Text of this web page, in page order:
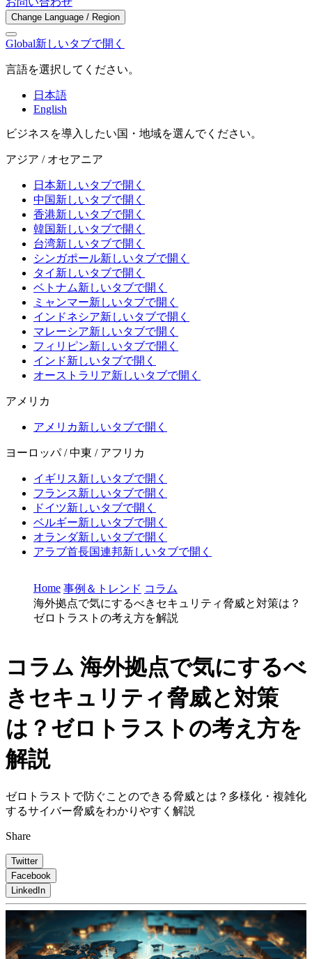
Change Language / Region
Global新しいタブで開く
言語を選択してください。
日本語
English
ビジネスを導入したい国・地域を選んでください。
アジア / オセアニア
日本新しいタブで開く
中国新しいタブで開く
香港新しいタブで開く
韓国新しいタブで開く
台湾新しいタブで開く
シンガポール新しいタブで開く
タイ 新しいタブで開く
ベトナム新しいタブで開く
ミャンマー新しいタブで開く
インドネシア新しいタブで開く
マレーシア新しいタブで開く
フィリピン新しいタブで開く
インド新しいタブで開く
オーストラリア新しいタブで開く
アメリカ
アメリカ新しいタブで開く
ヨーロッパ / 中東 / アフリカ
イギリス新しいタブで開く
フランス新しいタブで開く
ドイツ新しいタブで開く
ベルギー新しいタブで開く
オランダ新しいタブで開く
アラブ首長国連邦新しいタブで開く
Home 事例＆トレンド コラム
海外拠点で気にするべきセキュリティ脅威と対策は？
ゼロトラストの考え方を解説
コラム 海外拠点で気にするべ
きセキュリティ脅威と対策
は？ゼロトラストの考え方を
解説
ゼロトラストで防ぐことのできる脅威とは？多様化・複雑化
するサイバー脅威をわかりやすく解説
Share
Twitter
Facebook
LinkedIn